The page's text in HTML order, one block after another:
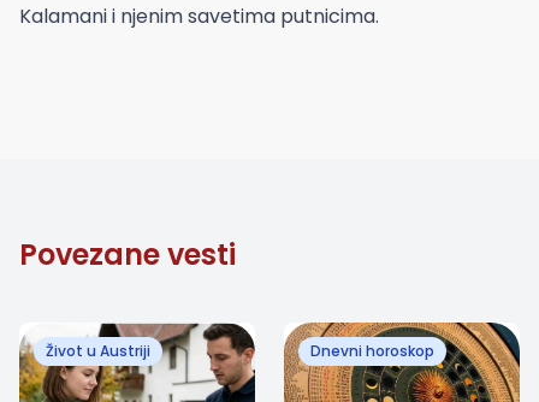
Kalamani i njenim savetima putnicima.
Povezane vesti
Život u Austriji Dnevni horoskop